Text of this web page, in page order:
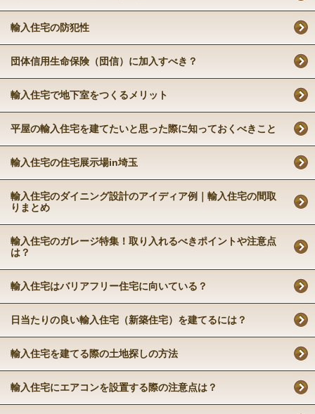
輸入住宅の防犯性
団体信用生命保険（団信）に加入すべき？
輸入住宅で地下室をつくるメリット
平屋の輸入住宅を建てたいと思った際に知っておくべきこと
輸入住宅の住宅展示場in埼玉
輸入住宅のダイニング設計のアイディア例｜輸入住宅の間取
りまとめ
輸入住宅のガレージ特集！取り入れるべきポイントや注意点
は？
輸入住宅はバリアフリー住宅に向いている？
日当たりの良い輸入住宅（新築住宅）を建てるには？
輸入住宅を建てる際の土地探しの方法
輸入住宅にエアコンを設置する際の注意点は？